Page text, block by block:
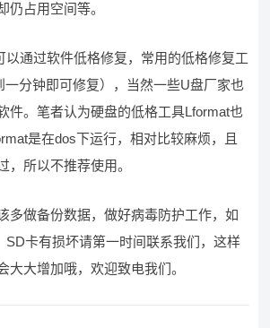
仍占用空间等。
以通过软件低格修复，常用的低格修复工
一分钟即可修复），当然一些U盘厂家也
件。笔者认为硬盘的低格工具Lformat也
是在dos下运行，相对比较麻烦，且
，所以不推荐使用。
多做备份数据，做好病毒防护工作，如
SD卡有损坏请第一时间联系我们，这样
大大增加哦，欢迎致电我们。